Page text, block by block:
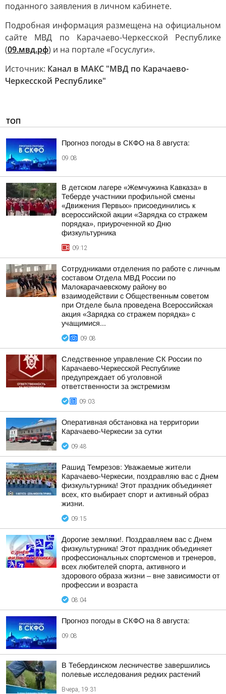
поданного заявления в личном кабинете.
Подробная информация размещена на официальном
сайте МВД по Карачаево-Черкесской Республике
(09.мвд.рф) и на портале «Госуслуги».
Источник: Канал в МАКС "МВД по Карачаево-
Черкесской Республике"
ТОП
Прогноз погоды в СКФО на 8 августа:
09:08
В детском лагере «Жемчужина Кавказа» в
Теберде участники профильной смены
«Движения Первых» присоединились к
всероссийской акции «Зарядка со стражем
порядка», приуроченной ко Дню
физкультурника
09:12
Сотрудниками отделения по работе с личным
составом Отдела МВД России по
Малокарачаевскому району во
взаимодействии с Общественным советом
при Отделе была проведена Всероссийская
акция «Зарядка со стражем порядка» с
учащимися...
09:08
Следственное управление СК России по
Карачаево-Черкесской Республике
предупреждает об уголовной
ответственности за экстремизм
09:03
Оперативная обстановка на территории
Карачаево-Черкесии за сутки
09:48
Рашид Темрезов: Уважаемые жители
Карачаево-Черкесии, поздравляю вас с Днем
физкультурника! Этот праздник объединяет
всех, кто выбирает спорт и активный образ
жизни.
09:15
Дорогие земляки!. Поздравляем вас с Днем
физкультурника! Этот праздник объединяет
профессиональных спортсменов и тренеров,
всех любителей спорта, активного и
здорового образа жизни – вне зависимости от
профессии и возраста
08:04
Прогноз погоды в СКФО на 8 августа:
09:08
В Тебердинском лесничестве завершились
полевые исследования редких растений
Вчера, 19:31